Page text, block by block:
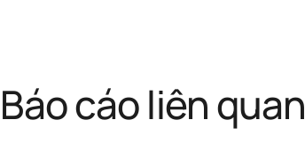
Báo cáo liên quan